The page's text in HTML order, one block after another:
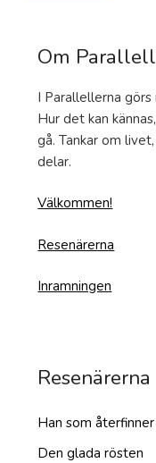
Om
I Parallellerna
Hur det kan
gå. Tankar om
delar.
Välkommen!
Resenärerna
Inramningen
Resenärerna
Han som
Den glada rösten